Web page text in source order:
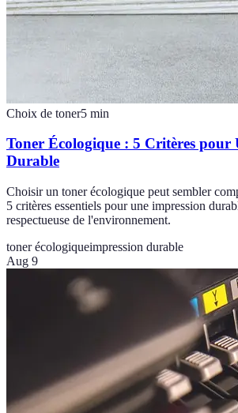
Choix de toner5 min
Toner Écologique : 5 Critères pour
Durable
Choisir un toner écologique peut sembler
5 critères essentiels pour une impression
respectueuse de l'environnement.
toner écologiqueimpression durable
Aug 9